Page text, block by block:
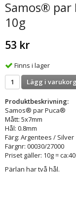
Samos® par
10g
53 kr
Finns i lager
Lägg i
Produktbeskrivning:
Samos® par Puca®
Mått: 5x7mm
Hål: 0.8mm
Färg: Argentees / Silver
Färgnr: 00030/27000
Priset gäller: 10g =
Pärlan har två hål.